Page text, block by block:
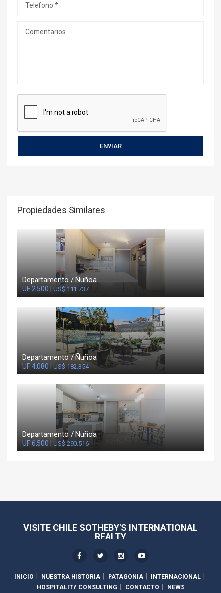
Propiedades Similares
Departamento / Ñuñoa
UF 2.500 | US$ 111.737
Departamento / Ñuñoa
UF 4.080 | US$ 182.354
Departamento / Ñuñoa
UF 6.500 | US$ 290.516
VISITE CHILE SOTHEBY'S INTERNATIONAL
REALTY
INICIO NUESTRA HISTORIA PATAGONIA
INTERNACIONAL
HOSPITALITY CONSULTING
CONTACTO NEWS